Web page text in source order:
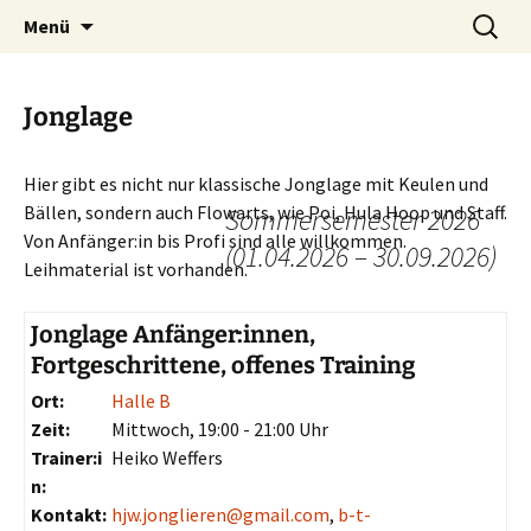
Sommersemester 2026
(01.04.2026 – 30.09.2026)
Menü
Suchen
nach:
Jonglage
Hier gibt es nicht nur klassische Jonglage mit Keulen und
Bällen, sondern auch Flowarts, wie Poi, Hula Hoop und Staff.
Von Anfänger:in bis Profi sind alle willkommen.
Leihmaterial ist vorhanden.
Jonglage Anfänger:innen,
Fortgeschrittene, offenes Training
Ort:
Halle B
Zeit:
Mittwoch, 19:00 - 21:00 Uhr
Trainer:i
n:
Heiko Weffers
Kontakt: hjw.jonglieren@gmail.com, b-t-